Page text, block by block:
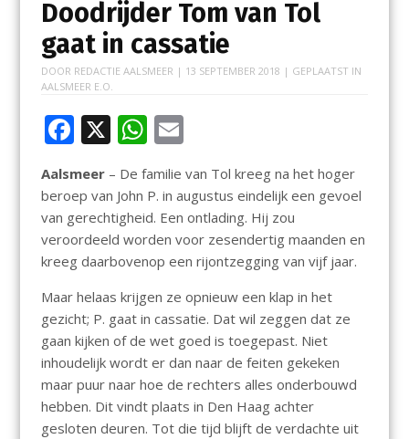
Doodrijder Tom van Tol
gaat in cassatie
DOOR REDACTIE AALSMEER | 13 SEPTEMBER 2018 | GEPLAATST IN
AALSMEER E.O.
F
e
b
o
o
k
X W
h
at
s
A
p
p
E
ai
l
Aalsmeer– De familie van Tol kreeg na het hoger
beroep van John P. in augustus eindelijk een gevoel
van gerechtigheid. Een ontlading. Hij zou
veroordeeld worden voor zesendertig maanden en
kreeg daarbovenop een rijontzegging van vijf jaar.
Maar helaas krijgen ze opnieuw een klap in het
gezicht; P. gaat in cassatie. Dat wil zeggen dat ze
gaan kijken of de wet goed is toegepast. Niet
inhoudelijk wordt er dan naar de feiten gekeken
maar puur naar hoe de rechters alles onderbouwd
hebben. Dit vindt plaats in Den Haag achter
gesloten deuren. Tot die tijd blijft de verdachte uit